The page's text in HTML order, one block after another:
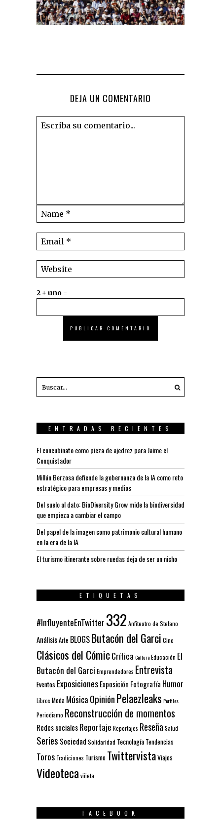
DEJA UN COMENTARIO
2 + uno =
ENTRADAS RECIENTES
El concubinato como pieza de ajedrez para Jaime el
Conquistador
Millán Berzosa defiende la gobernanza de la IA como reto
estratégico para empresas y medios
Del suelo al dato: BioDiversity Grow mide la biodiversidad
que empieza a cambiar el campo
Del papel de la imagen como patrimonio cultural humano
en la era de la IA
El turismo itinerante sobre ruedas deja de ser un nicho
ETIQUETAS
#InfluyenteEnTwitter 332 Anfiteatro de Stefano
AnálisisArte BLOGSButacón del Garci Cine
Clásicos del CómicCrítica CulturaEducación El
Butacón del Garci Emprendedores Entrevista
Eventos ExposicionesExposición Fotografía Humor
Libros Moda Música OpiniónPelaezleaks Perfiles
Periodismo Reconstrucción de momentos
Redes socialesReportaje Reportajes ReseñaSalud
Series Sociedad Solidaridad Tecnología Tendencias
Toros Tradiciones Turismo TwittervistaViajes
Videotecaviñeta
FACEBOOK